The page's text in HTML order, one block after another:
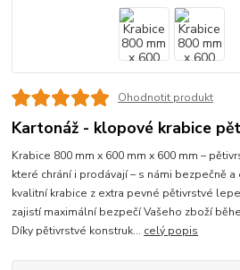
Ohodnotit produkt
Kartonáž - klopové krabice
Krabice 800 mm x 600 mm x 600 mm –
které chrání i prodávají – s námi bezpečně
kvalitní krabice z extra pevné pětivrstvé
zajistí maximální bezpečí Vašeho zboží
Díky pětivrstvé konstruk... celý popis